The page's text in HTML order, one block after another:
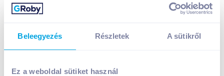
Beleegyezés Részletek A sütikről
Ez a weboldal sütiket használ